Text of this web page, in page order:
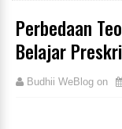
Perbedaan
Belajar
Budhii WeBlog on